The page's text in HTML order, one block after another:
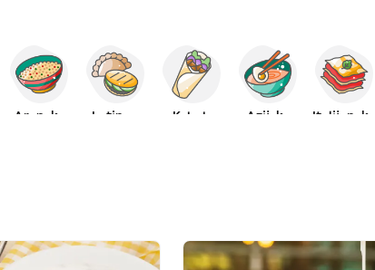
Arapska Latinoa Kebab Azijska Italijanska